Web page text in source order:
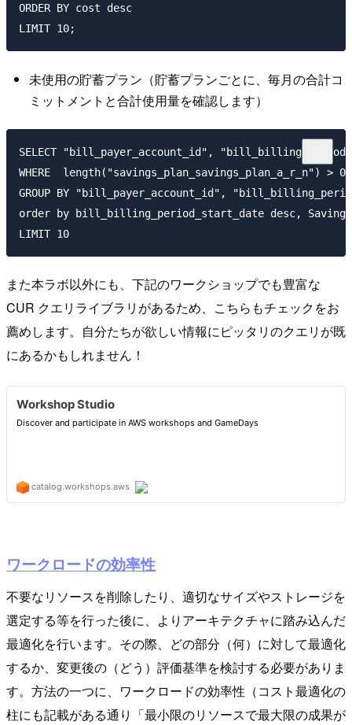
ORDER BY cost desc
未使用の貯蓄プラン（貯蓄プランごとに、毎月の合計コ
ミットメントと合計使用量を確認します）
SELECT "bill_payer_account_id",
WHERE  length("savings_plan_savings_plan_a_r_n") > 0
GROUP BY "bill_payer_account_id",
order by bill_billing_period_start_date desc,
また本ラボ以外にも、下記のワークショップでも豊富な
CUR クエリライブラリがあるため、こちらもチェックをお
薦めします。自分たちが欲しい情報にピッタリのクエリが既
にあるかもしれません！
ワークロードの効率性
不要なリソースを削除したり、適切なサイズやストレージを
選定する等を行った後に、よりアーキテクチャに踏み込んだ
最適化を行います。その際、どの部分（何）に対して最適化
するか、変更後の（どう）評価基準を検討する必要がありま
す。方法の一つに、ワークロードの効率性（コスト最適化の
柱にも記載がある通り「最小限のリソースで最大限の成果が